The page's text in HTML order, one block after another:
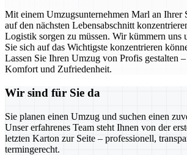
Mit einem Umzugsunternehmen Marl an Ihrer
auf den nächsten Lebensabschnitt
Logistik sorgen zu müssen. Wir kümmern uns
Sie sich auf das Wichtigste konzentrieren
Lassen Sie Ihren Umzug von Profis gestalten
Komfort und Zufriedenheit.
Wir sind für Sie da
Sie planen einen Umzug und suchen einen
Unser erfahrenes Team steht Ihnen von der
letzten Karton zur Seite – professionell,
termingerecht.